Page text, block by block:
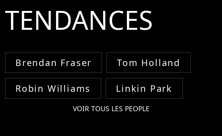
TENDANCES
Brendan Fraser Tom Holland
Robin Williams Linkin Park
VOIR TOUS LES PEOPLE